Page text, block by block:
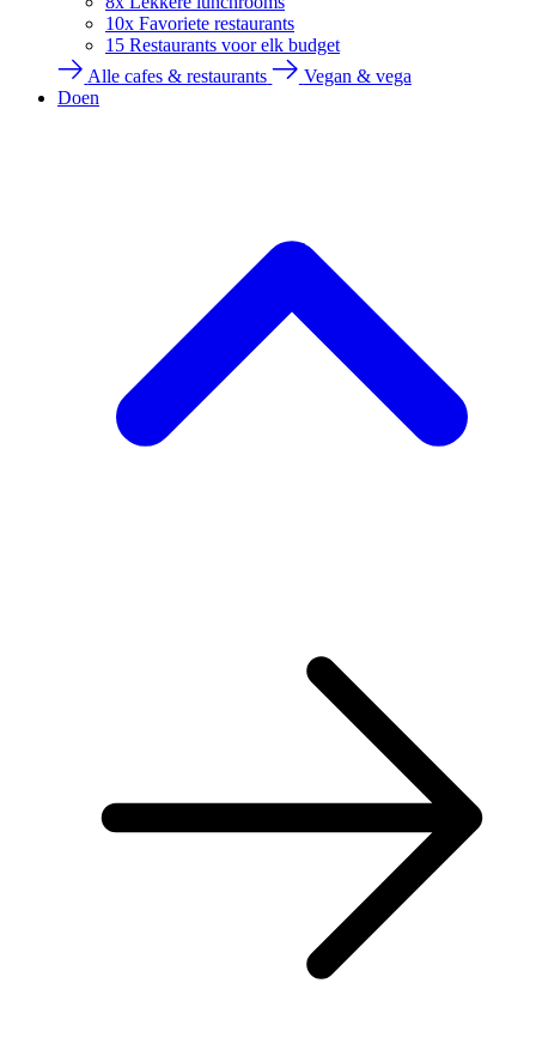
10x Favoriete restaurants
15 Restaurants voor elk budget
Alle cafes & restaurants
Vegan & vega
Doen